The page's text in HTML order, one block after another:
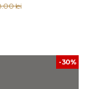
lei
-30%